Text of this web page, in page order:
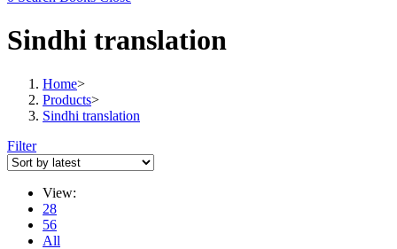
Sindhi translation
Home>
Products>
Sindhi translation
Filter
View:
28
56
All